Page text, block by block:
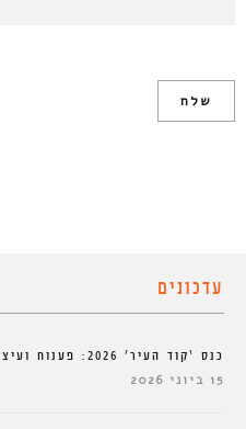
עדכונים
כנס ‘קוד העיר’ 2026: פענוח ועיצוב עיר המחר
15 ביוני 2026